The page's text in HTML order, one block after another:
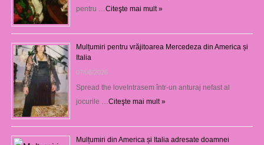
pentru …Citeşte mai mult »
Mulțumiri pentru vrăjitoarea Mercedeza din America și
Italia
07/08/2026
Spread the loveIntrasem într-un anturaj nefast al
jocurile …Citeşte mai mult »
Mulțumiri din America și Italia adresate doamnei